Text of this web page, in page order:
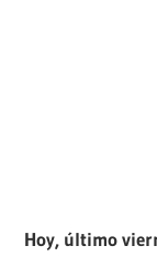
Hoy, último